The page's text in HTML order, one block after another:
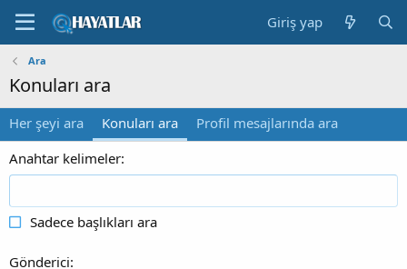
Giriş yap
Ara
Konuları ara
Her şeyi ara Konuları ara
Profil mesajlarında ara
Anahtar kelimeler
Sadece başlıkları ara
Gönderici